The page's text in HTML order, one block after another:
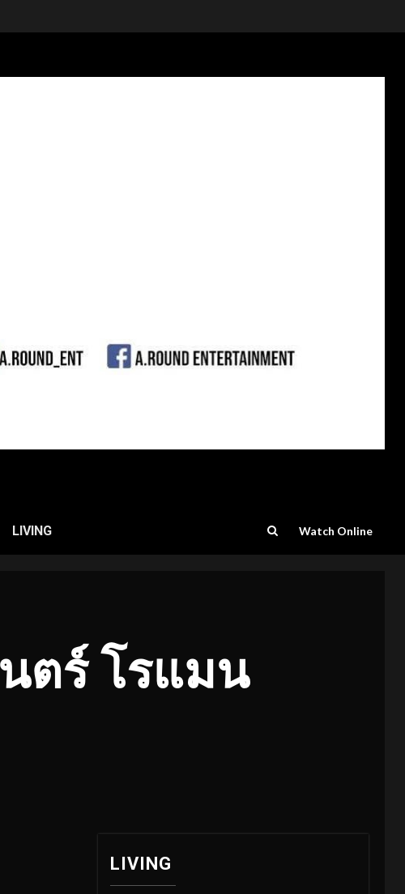
LIVING Watch Online
ตร์ โรแมน
LIVING